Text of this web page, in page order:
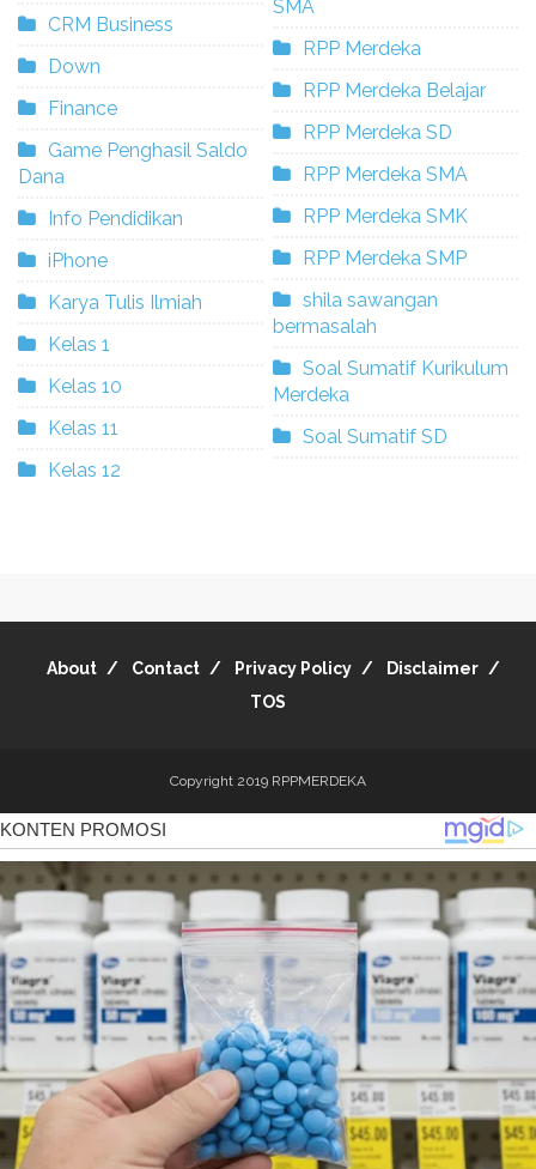
CRM Business
Down
Finance
Game Penghasil Saldo
Dana
Info Pendidikan
iPhone
Karya Tulis Ilmiah
Kelas 1
Kelas 10
Kelas 11
Kelas 12
SMA
RPP Merdeka
RPP Merdeka Belajar
RPP Merdeka SD
RPP Merdeka SMA
RPP Merdeka SMK
RPP Merdeka SMP
shila sawangan
bermasalah
Soal Sumatif Kurikulum
Merdeka
Soal Sumatif SD
About Contact Privacy Policy
Disclaimer
TOS
Copyright 2019 RPPMERDEKA